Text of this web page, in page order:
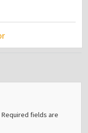
Required fields are